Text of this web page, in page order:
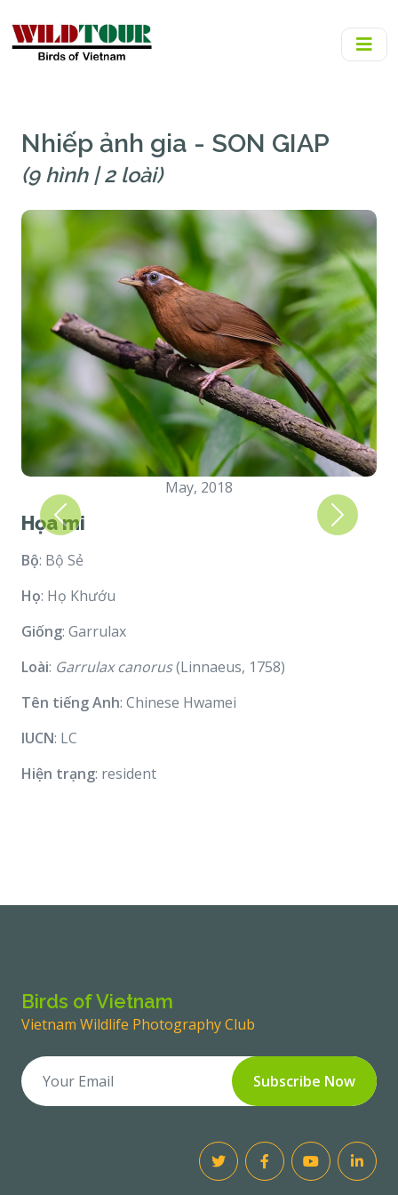
Nhiếp ảnh gia - SON GIAP
(9 hình | 2 loài)
May, 2018
Họa mi
Bộ: Bộ Sẻ
Họ: Họ Khướu
Giống: Garrulax
Loài: Garrulax canorus(Linnaeus, 1758)
Tên tiếng Anh: Chinese Hwamei
IUCN: LC
Hiện trạng: resident
Previous Next
Birds of Vietnam
Vietnam Wildlife Photography Club
Subscribe Now